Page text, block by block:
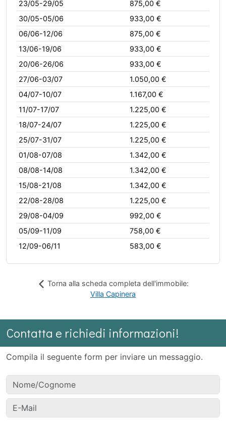
23/05-29/05
875,00 €
30/05-05/06
933,00 €
06/06-12/06
875,00 €
13/06-19/06
933,00 €
20/06-26/06
933,00 €
27/06-03/07
1.050,00 €
04/07-10/07
1.167,00 €
11/07-17/07
1.225,00 €
18/07-24/07
1.225,00 €
25/07-31/07
1.225,00 €
01/08-07/08
1.342,00 €
08/08-14/08
1.342,00 €
15/08-21/08
1.342,00 €
22/08-28/08
1.225,00 €
29/08-04/09
992,00 €
05/09-11/09
758,00 €
12/09-06/11
583,00 €
Torna alla scheda completa dell'immobile:
Villa Capinera
Contatta e richiedi informazioni!
Compila il seguente form per inviare un messaggio.